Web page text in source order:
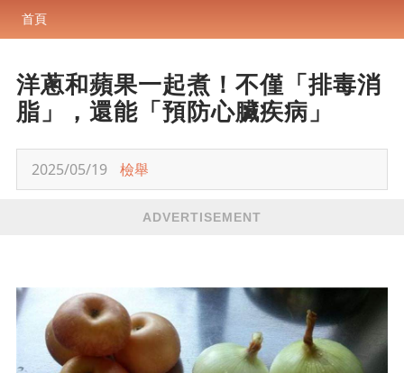
首頁
洋蔥和蘋果一起煮！不僅「排毒消
脂」，還能「預防心臟疾病」
2025/05/19 檢舉
ADVERTISEMENT